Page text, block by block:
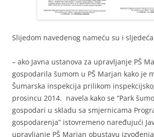
Slijedom navedenog nameću su i
– ako Javna ustanova za upravljanje PŠ
gospodarila šumom u PŠ Marjan kako je
Šumarska inspekcija prilikom
prosincu 2014. navela kako se “Park
gospodari u skladu sa smjernicama
gospodarenja” istovremeno naređujući
upravljanje PŠ Marjan obustavu